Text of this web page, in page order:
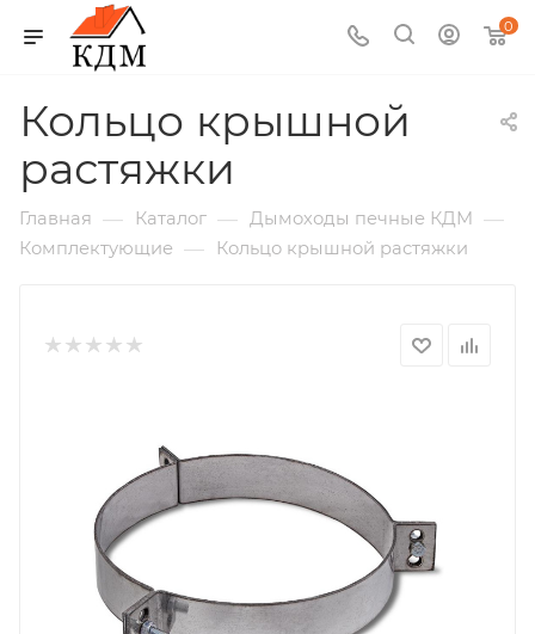
0
Кольцо крышной
растяжки
Главная — Каталог — Дымоходы печные КДМ —
Комплектующие — Кольцо крышной растяжки